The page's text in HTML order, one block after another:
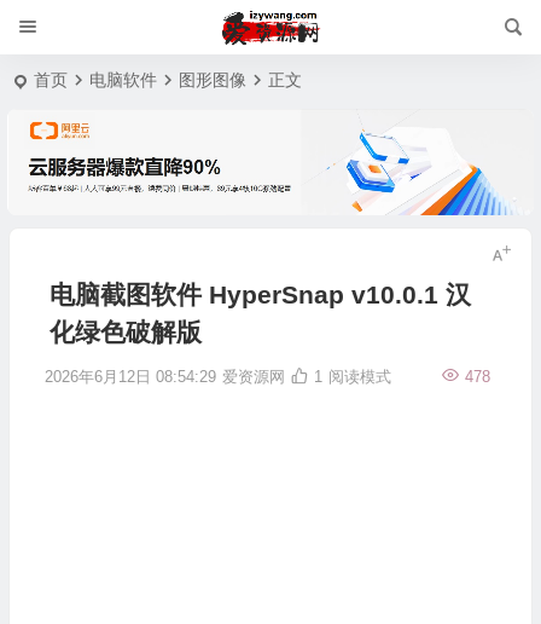
首页 电脑软件 图形图像 正文
电脑截图软件 HyperSnap v10.0.1 汉
化绿色破解版
2026年6月12日 08:54:29 爱资源网 478
1 阅读模式